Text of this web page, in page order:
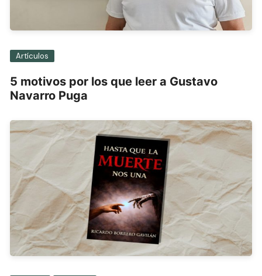
Artículos
5 motivos por los que leer a Gustavo
Navarro Puga